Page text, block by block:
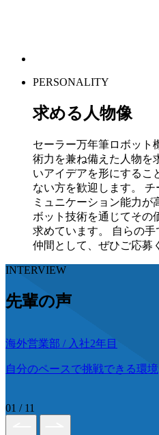
PERSONALITY
求める人物像
セーラー万年筆ロボット
術力を兼ね備えた人物を
いアイデアを形にするこ
ない方を歓迎します。
ミュニケーション能力が
ボット技術を通じてその
求めています。 自らの
仲間として、ぜひご応募
INTERVIEW
先輩の声
海外営業部 / 入社2年目
自分のペースで挑戦できる環境
01 / 11